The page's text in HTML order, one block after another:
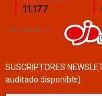
SUSCRIPTORES
auditado disponible):